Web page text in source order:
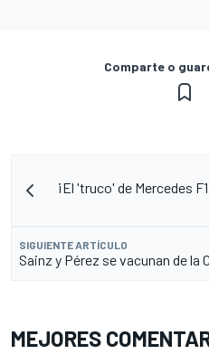
Comparte o
¡El 'truco' de Mercedes
SIGUIENTE ARTÍCULO
Sainz y Pérez se vacunan de la
MEJORES